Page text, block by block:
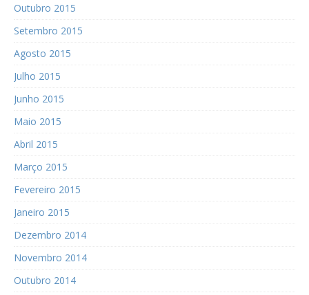
Outubro 2015
Setembro 2015
Agosto 2015
Julho 2015
Junho 2015
Maio 2015
Abril 2015
Março 2015
Fevereiro 2015
Janeiro 2015
Dezembro 2014
Novembro 2014
Outubro 2014